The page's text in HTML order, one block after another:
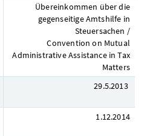
Übereinkommen über die
gegenseitige Amtshilfe in
Steuersachen /
Convention on Mutual
Administrative Assistance in Tax
Matters
29.5.2013
1.12.2014